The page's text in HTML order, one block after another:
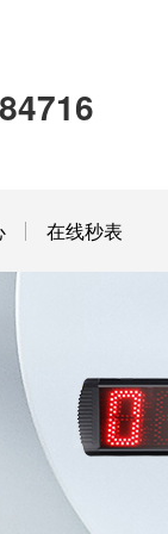
在线秒表